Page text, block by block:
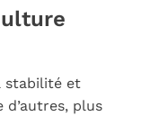
stabilité et
d’autres, plus